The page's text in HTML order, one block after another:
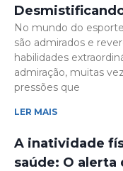
No mundo do
são admirados e
habilidades
admiração, muitas
pressões que
LER MAIS
A inatividade
saúde: O alerta